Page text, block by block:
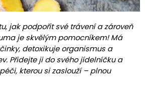
jak podpořit své trávení a zároveň
je skvělým pomocníkem! Má
detoxikuje organismus a
Přidejte ji do svého jídelníčku a
kterou si zaslouží – plnou